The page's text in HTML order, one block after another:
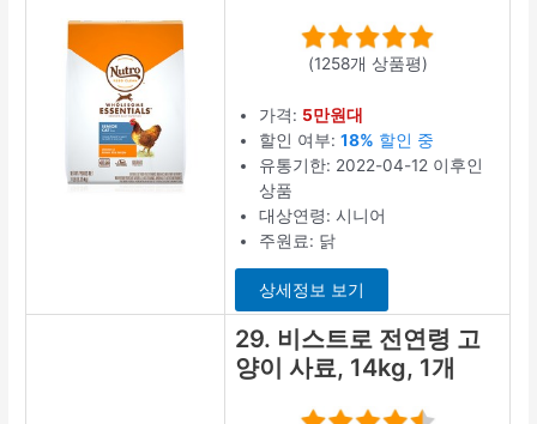
(1258개 상품평)
가격: 5만원대
할인 여부:18% 할인 중
유통기한: 2022-04-12 이후인
상품
대상연령: 시니어
주원료: 닭
상세정보 보기
29. 비스트로 전연령 고
양이 사료, 14kg, 1개